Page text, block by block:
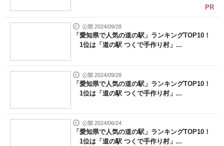
PR
公開 2024/09/28
「愛知県で人気の道の駅」ランキングTOP10！
1位は「道の駅 つくで手作り村」...
公開 2024/09/28
「愛知県で人気の道の駅」ランキングTOP10！
1位は「道の駅 つくで手作り村」...
公開 2024/06/24
「愛知県で人気の道の駅」ランキングTOP10！
1位は「道の駅 つくで手作り村」...